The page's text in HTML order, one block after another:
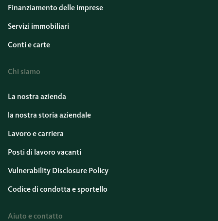
Finanziamento delle imprese
Servizi immobiliari
Conti e carte
Chi siamo
La nostra azienda
la nostra storia aziendale
Lavoro e carriera
Posti di lavoro vacanti
Vulnerability Disclosure Policy
Codice di condotta e sportello
Aiuto e contatto